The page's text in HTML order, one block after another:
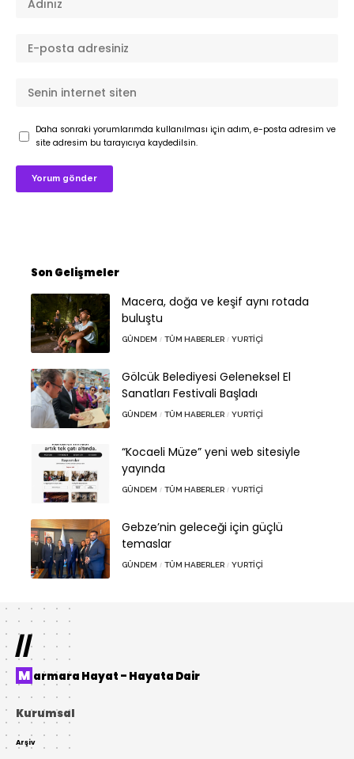
Daha sonraki yorumlarımda kullanılması için adım, e-posta adresim ve
site adresim bu tarayıcıya kaydedilsin.
Son Gelişmeler
Macera, doğa ve keşif aynı rotada
buluştu
GÜNDEM TÜM HABERLER YURTIÇI
Gölcük Belediyesi Geleneksel El
Sanatları Festivali Başladı
GÜNDEM TÜM HABERLER YURTIÇI
“Kocaeli Müze” yeni web sitesiyle
yayında
GÜNDEM TÜM HABERLER YURTIÇI
Gebze’nin geleceği için güçlü
temaslar
GÜNDEM TÜM HABERLER YURTIÇI
//
Marmara Hayat – Hayata Dair
Kurumsal
Arşiv